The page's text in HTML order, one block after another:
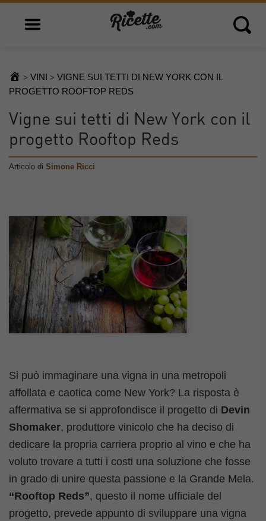
Open main menu Open
> VINI > VIGNE SUI TETTI DI NEW YORK CON IL
PROGETTO ROOFTOP REDS
Vigne sui tetti di New York con il
progetto Rooftop Reds
Articolo di Simone Ricci
Si può immaginare una vigna in una metropoli
affollata e caotica come New York? La risposta è
affermativa se si approfondisce il progetto di Devin
Shomaker, produttore vinicolo che ha deciso di
dedicare la propria carriera proprio al vino e che ha
voluto trovare a tutti i costi una soluzione che fosse
in grado di unire questa passione e la Grande Mela.
“Rooftop Reds”, questo il nome ufficiale del
progetto, prevede appunto di sviluppare una vigna